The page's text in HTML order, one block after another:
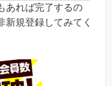
おられます！)モッピーは
おすすめ第1位のポイン
あれば完了するの
新規登録してみてく